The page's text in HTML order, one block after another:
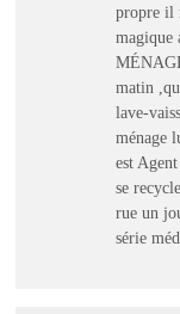
propre il
magique
matin
lave-
ménage
est
se
rue un
série